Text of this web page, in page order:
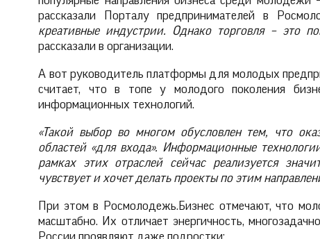
рассказали Порталу предпринимателей в
креативные индустрии. Однако торговля – это
рассказали в организации.
А вот руководитель платформы для молодых
считает, что в топе у молодого поколения
информационных технологий.
«Такой выбор во многом обусловлен тем, что
областей «для входа». Информационные
рамках этих отраслей сейчас реализуется
чувствует и хочет делать проекты по этим
При этом в Росмолодежь.Бизнес отмечают, что
масштабно. Их отличает энергичность,
России проявляют даже подростки: